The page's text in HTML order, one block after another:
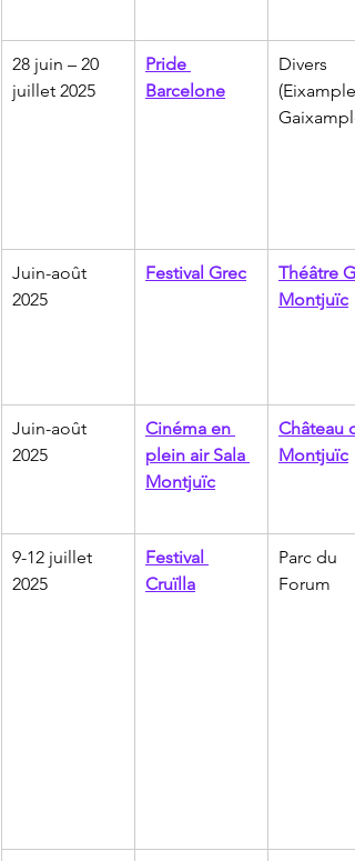
28 juin – 20
juillet 2025
Pride
Barcelone
Divers
(Eixample,
Juin-août
2025
Festival Grec
Théâtre
Montjuïc
Juin-août
2025
Cinéma en
plein air Sala
Montjuïc
Château
Montjuïc
9-12 juillet
2025
Festival
Cruïlla
Parc du
Forum